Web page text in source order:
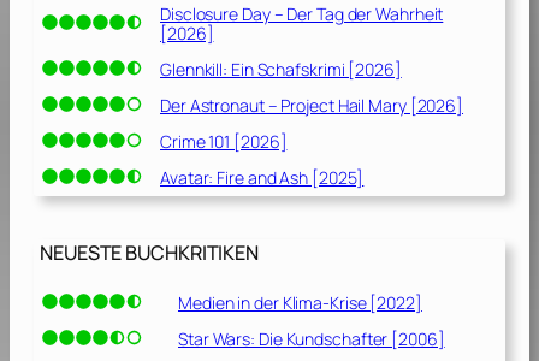
Disclosure Day – Der Tag der Wahrheit
[2026]
Glennkill: Ein Schafskrimi [2026]
Der Astronaut – Project Hail Mary [2026]
Crime 101 [2026]
Avatar: Fire and Ash [2025]
NEUESTE BUCHKRITIKEN
Medien in der Klima-Krise [2022]
Star Wars: Die Kundschafter [2006]